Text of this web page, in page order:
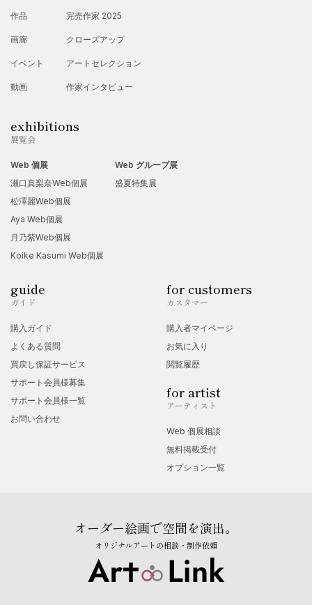
作品
画廊
イベント
動画
完売作家 2025
クローズアップ
アートセレクション
作家インタビュー
exhibitions
展覧会
Web 個展
瀬口真梨奈Web個展
松澤麗Web個展
Aya Web個展
月乃紫Web個展
Koike Kasumi Web個展
Web グループ展
盛夏特集展
guide
ガイド
購入ガイド
よくある質問
買戻し保証サービス
サポート会員様募集
サポート会員様一覧
お問い合わせ
for customers
カスタマー
購入者マイページ
お気に入り
閲覧履歴
for artist
アーティスト
Web 個展相談
無料掲載受付
オプション一覧
オーダー絵画で空間を演出。
オリジナルアートの相談・制作依頼